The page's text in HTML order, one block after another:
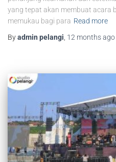
yang tepat akan membuat acara
memukau bagi para Read more
Byadmin pelangi 12 monthsago